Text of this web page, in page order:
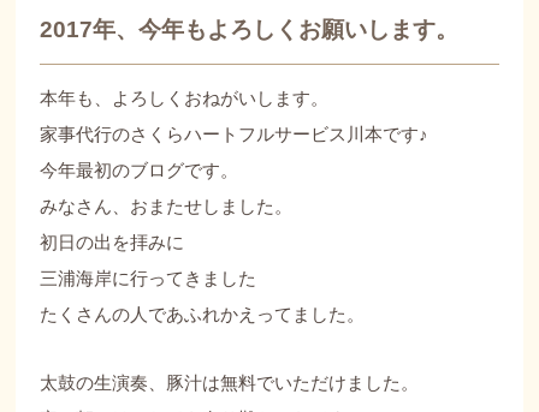
2017年、今年もよろしくお願いします。
本年も、よろしくおねがいします。
家事代行のさくらハートフルサービス川本です♪
今年最初のブログです。
みなさん、おまたせしました。
初日の出を拝みに
三浦海岸に行ってきました
たくさんの人であふれかえってました。
太鼓の生演奏、豚汁は無料でいただけました。